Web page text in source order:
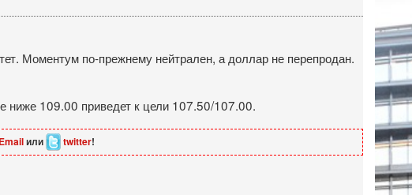
Моментум по-прежнему нейтрален, а доллар не перепродан.
ниже 109.00 приведет к цели 107.50/107.00.
Emailили twitter!